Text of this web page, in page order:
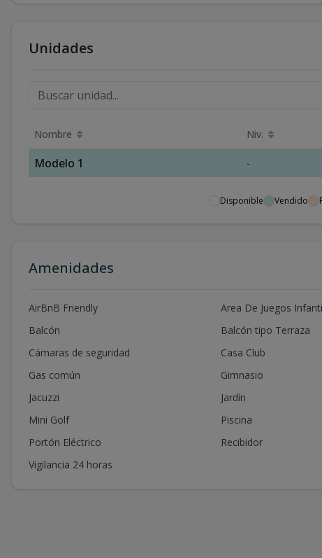
Unidades
Nombre Niv.
Modelo 1 -
Disponible Vendido
Amenidades
AirBnB Friendly Area De Juegos
Balcón
Balcón tipo Terraza
Cámaras de seguridad
Casa Club
Gas común
Gimnasio
Jacuzzi
Jardín
Mini Golf
Piscina
Portón Eléctrico
Recibidor
Vigilancia 24 horas